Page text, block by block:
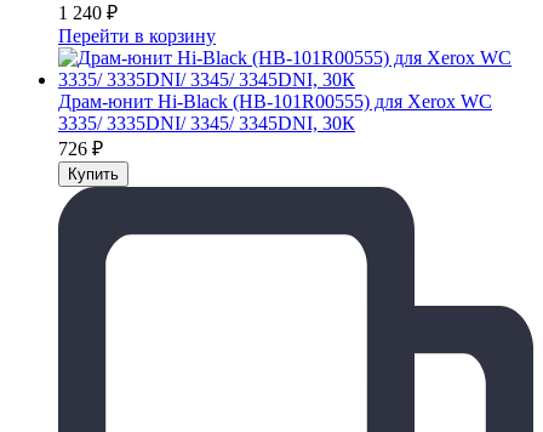
1 240 ₽
Перейти в корзину
Драм-юнит Hi-Black (HB-101R00555) для Xerox WC
3335/ 3335DNI/ 3345/ 3345DNI, 30К
726 ₽